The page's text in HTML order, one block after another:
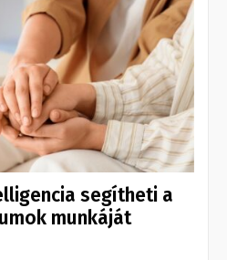
segítheti a
munkáját